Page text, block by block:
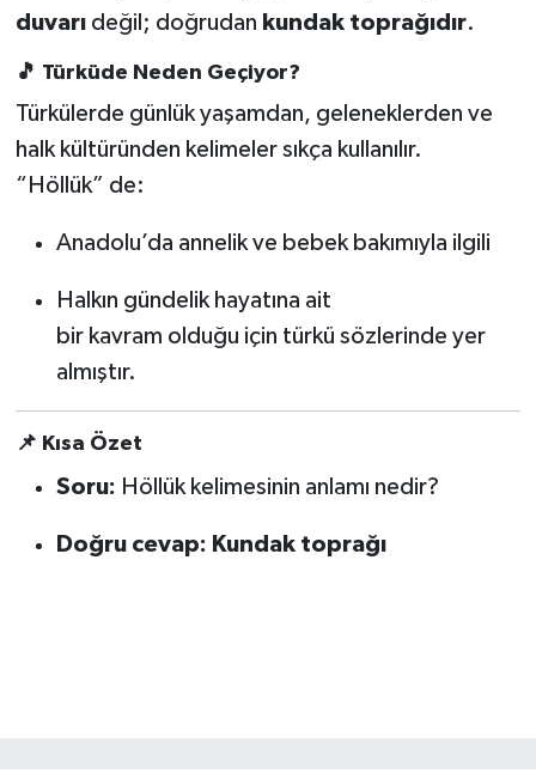
duvarıdeğil; doğrudan kundak toprağıdır.
🎵 Türküde Neden Geçiyor?
Türkülerde günlük yaşamdan, geleneklerden ve
halk kültüründen kelimeler sıkça kullanılır.
“Höllük” de:
Anadolu’da annelik ve bebek bakımıyla ilgili
Halkın gündelik hayatına ait
bir kavram olduğu için türkü sözlerinde yer
almıştır.
📌 Kısa Özet
Soru: Höllük kelimesinin anlamı nedir?
Doğru cevap: Kundak toprağı
SEÇİM 2014
KİM KİMDİR
ÇEK GÖNDER
KİTAP
HEDEF2020
OTOMOBİL
MİZAH
TARİH
Genel